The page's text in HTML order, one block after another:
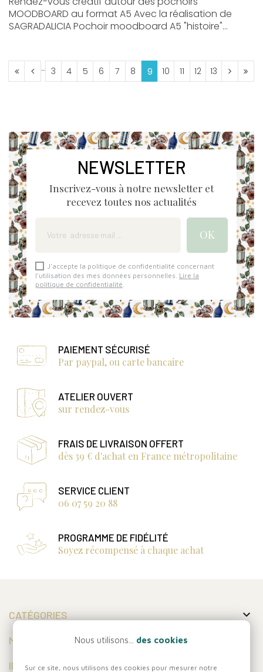
MOODBOARD au format A5 Avec la réalisation de
SAGRADALICIA Pochoir moodboard A5 "histoire"...
.... 3 4 5 6 7 8 9 10 11 12 13
NEWSLETTER
Inscrivez-vous à notre newsletter et
recevez toutes nos actualités
J'accepte la politique de confidentialité concernant
l'utilisation des mes données personnelles. Lire la
politique de confidentialité.
PAIEMENT SÉCURISÉ
Par paypal, ou carte bancaire
ATELIER OUVERT
sur rendez-vous
FRAIS DE LIVRAISON OFFERT
dès 39 € d'achat en France métropolitaine
SERVICE CLIENT
06 07 59 20 88
PROGRAMME DE FIDÉLITÉ
Soyez récompensé à chaque achat
CATÉGORIES 
MON COMPTE
INFORMATIONS
Nous utilisons... des cookies
Sur ce site, nous utilisons des cookies pour mesurer notre